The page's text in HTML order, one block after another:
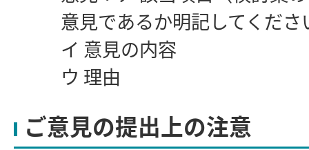
意見であるか明記してくださ
イ 意見の内容
ウ 理由
ご意見の提出上の注意